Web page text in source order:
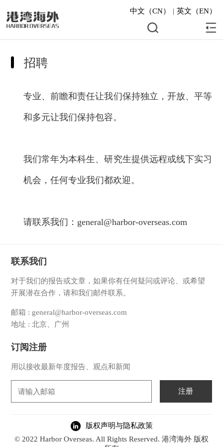
中文（CN） | 英文（EN）
招聘
专业、前瞻和责任让我们保持独立，开放、平等
和多元让我们保持包容。
我们常年为本科生、研究生提供远程或线下实习
机会，任何专业我们都欢迎。
请联系我们： general@harbor-overseas.com
联系我们
对于我们的报告或文章，如果你有任何疑问或评论、或希望
开展潜在合作，请和我们邮件联系。
邮箱 : general@harbor-overseas.com
地址 : 北京、广州
订阅注册
用以接收最新年度报告、观点和新闻
注册
版权声明与隐私政策
© 2022 Harbor Overseas. All Rights Reserved. 港湾海外 版权